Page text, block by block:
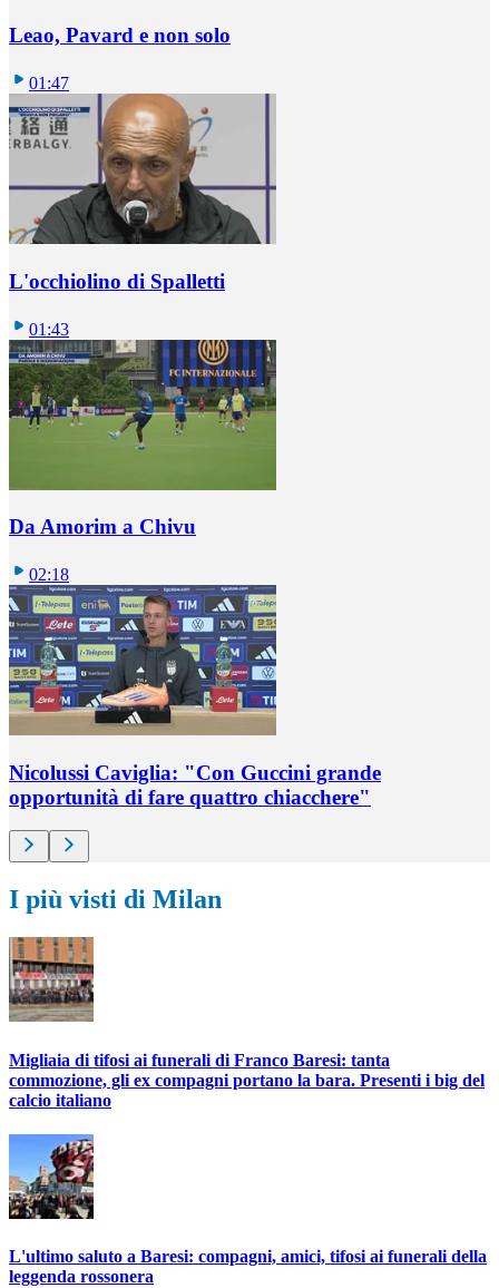
Leao, Pavard e non solo
01:47
L'occhiolino di Spalletti
01:43
Da Amorim a Chivu
02:18
Nicolussi Caviglia: "Con Guccini grande
opportunità di fare quattro chiacchere"
I più visti di Milan
Migliaia di tifosi ai funerali di Franco Baresi: tanta
commozione, gli ex compagni portano la bara. Presenti i big del
calcio italiano
L'ultimo saluto a Baresi: compagni, amici, tifosi ai funerali della
leggenda rossonera